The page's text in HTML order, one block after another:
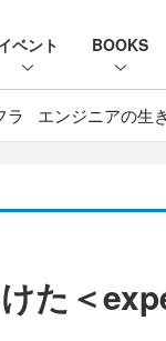
ベント BOOKS
ラ エンジニアの生
た＜